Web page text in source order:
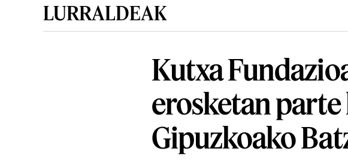
LURRALDEAK
Kutxa
erosketan parte
Gipuzkoako